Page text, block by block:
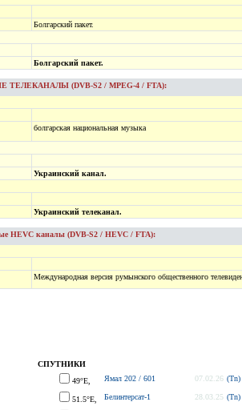
Болгарский пакет.
Болгарский пакет.
(DVB-S2 / MPEG-4 / FTA):
болгарская национальная музыка
Украинский канал.
Украинский телеканал.
HEVC каналы (DVB-S2 / HEVC / FTA):
Международная версия румынского общественного
СПУТНИКИ
49°E, Ямал 202 / 601 07.02.26 (Tn)
51.5°E, Белинтерсат-1 28.03.25 (Tn)